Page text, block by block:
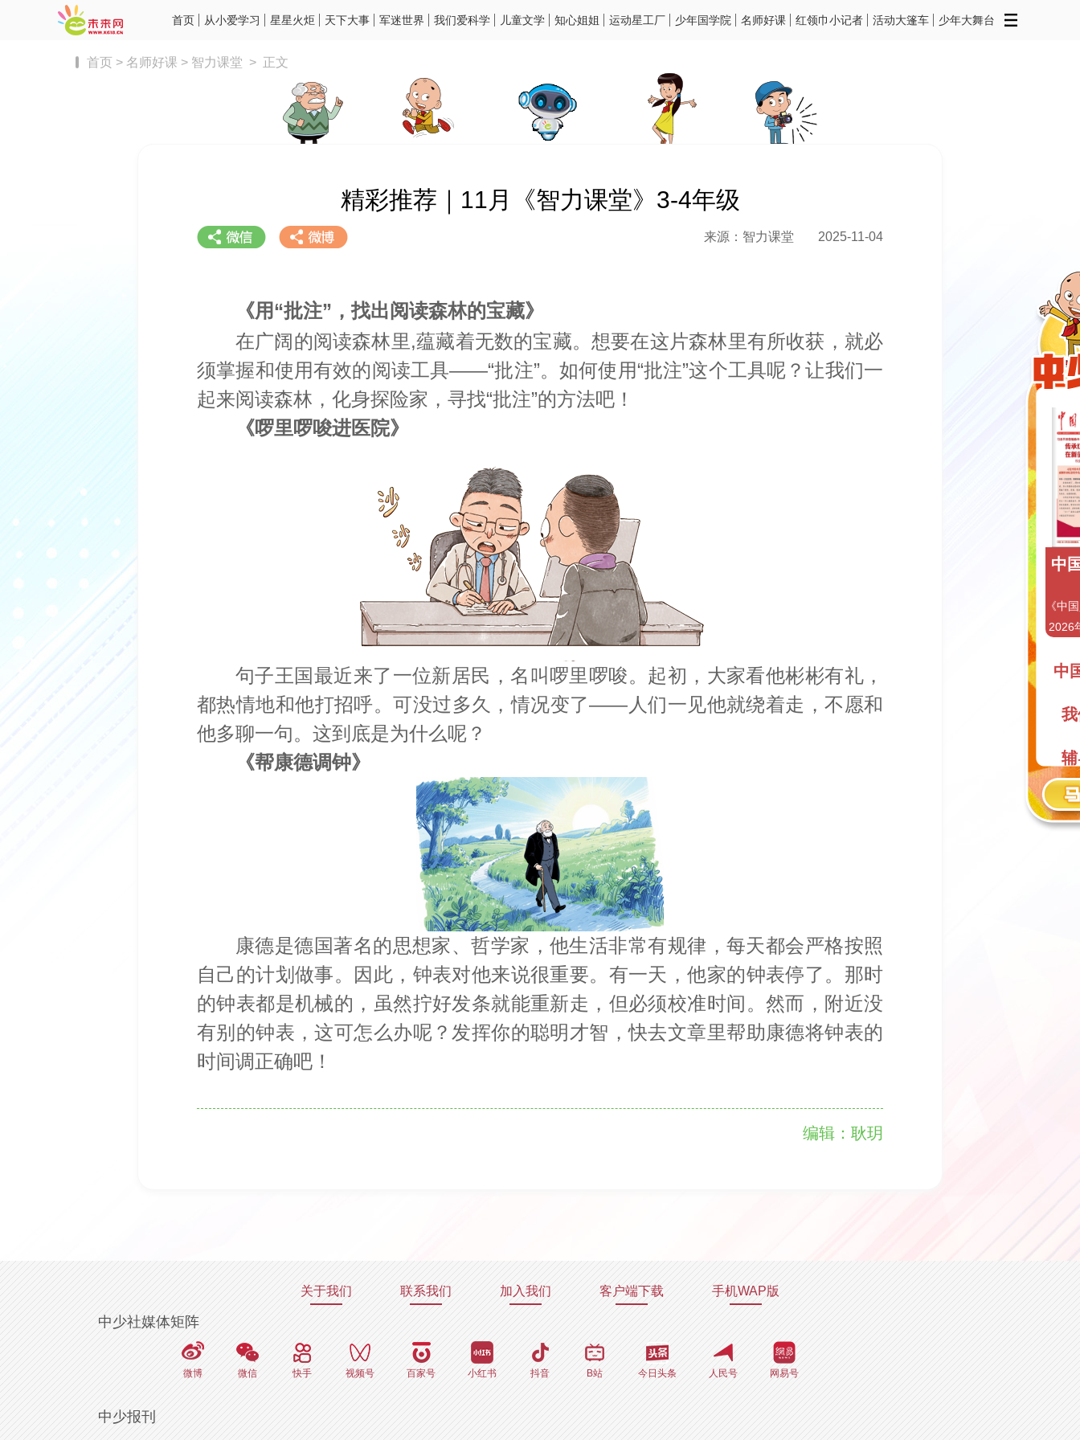
首页 从小爱学习 星星火炬 天下大事 军迷世界 我们爱科学 儿童文学 知心姐姐 运动星工厂 少年国学院 名师好课 红领巾小记者 活动大篷车 少年大舞台
首页 > 名师好课 > 智力课堂 > 正文
精彩推荐｜11月《智力课堂》3-4年级
分享到微信 分享到微博
来源：智力课堂 2025-11-04
《用“批注”，找出阅读森林的宝藏》
在广阔的阅读森林里,蕴藏着无数的宝藏。想要在这片森林里有所收获，就必
须掌握和使用有效的阅读工具——“批注”。如何使用“批注”这个工具呢？让我们一
起来阅读森林，化身探险家，寻找“批注”的方法吧！
《啰里啰唆进医院》
句子王国最近来了一位新居民，名叫啰里啰唆。起初，大家看他彬彬有礼，
都热情地和他打招呼。可没过多久，情况变了——人们一见他就绕着走，不愿和
他多聊一句。这到底是为什么呢？
《帮康德调钟》
康德是德国著名的思想家、哲学家，他生活非常有规律，每天都会严格按照
自己的计划做事。因此，钟表对他来说很重要。有一天，他家的钟表停了。那时
的钟表都是机械的，虽然拧好发条就能重新走，但必须校准时间。然而，附近没
有别的钟表，这可怎么办呢？发挥你的聪明才智，快去文章里帮助康德将钟表的
时间调正确吧！
编辑：耿玥
关于我们 联系我们 加入我们 客户端下载 手机WAP版
中少社媒体矩阵
微博 微信 快手 视频号 百家号 小红书 抖音 B站 今日头条 人民号 网易号
中少报刊
中
《中
2026
中